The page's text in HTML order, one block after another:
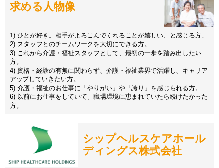
求める人物像
1) ひとが好き。相手がよろこんでくれることが嬉しい、と感じる方。
2) スタッフとのチームワークを大切にできる方。
3) これから介護・福祉スタッフとして、最初の一歩を踏み出したい
方。
4) 資格・経験の有無に関わらず、介護・福祉業界で活躍し、キャリア
アップしていきたい方。
5) 介護・福祉のお仕事に「やりがい」や「誇り」を感じられる方。
6) 以前にお仕事をしていて、職場環境に恵まれていたら続けたかった
方。
シップヘルスケアホール
ディングス株式会社